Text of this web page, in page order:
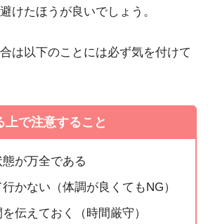
けたほうが良いでしょう。
は以下のことには必ず気を付けて
上で注意すること
が万全である
かない（体調が良くてもNG）
伝えておく（時間厳守）